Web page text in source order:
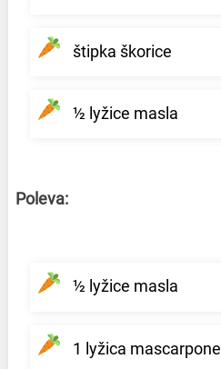
štipka škorice
½ lyžice masla
Poleva:
½ lyžice masla
1 lyžica mascarpone